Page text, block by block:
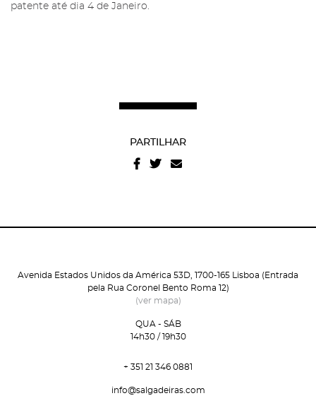
patente até dia 4 de Janeiro.
PARTILHAR
Avenida Estados Unidos da América 53D, 1700-165 Lisboa (Entrada
pela Rua Coronel Bento Roma 12)
(ver mapa)
QUA - SÁB
14h30 / 19h30
+ 351 21 346 0881
info@salgadeiras.com
Recuperar a password
Autorizo o envio de emails e concordo com os